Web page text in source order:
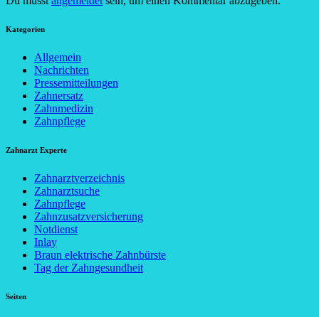
Kategorien
Allgemein
Nachrichten
Pressemitteilungen
Zahnersatz
Zahnmedizin
Zahnpflege
Zahnarzt Experte
Zahnarztverzeichnis
Zahnarztsuche
Zahnpflege
Zahnzusatzversicherung
Notdienst
Inlay
Braun elektrische Zahnbürste
Tag der Zahngesundheit
Seiten